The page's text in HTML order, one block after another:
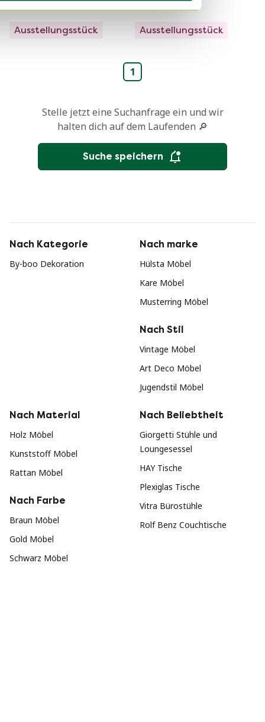
259 € 199 €
Ausstellungsstück
179 € 139 €
Ausstellungsstück
1
Stelle jetzt eine Suchanfrage ein und wir
halten dich auf dem Laufenden 🔎
Suche speichern
Nach Kategorie
By-boo Dekoration
Nach marke
Hülsta Möbel
Kare Möbel
Musterring Möbel
Nach Stil
Vintage Möbel
Art Deco Möbel
Jugendstil Möbel
Nach Material
Holz Möbel
Kunststoff Möbel
Rattan Möbel
Nach Farbe
Braun Möbel
Gold Möbel
Schwarz Möbel
Nach Beliebtheit
Giorgetti Stühle und
Loungesessel
HAY Tische
Plexiglas Tische
Vitra Bürostühle
Rolf Benz Couchtische